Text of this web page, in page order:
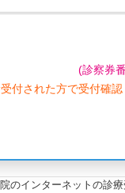
(診察券
付された方で受付確
のインターネットの診